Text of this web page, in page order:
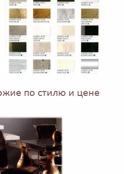
по стилю и цене